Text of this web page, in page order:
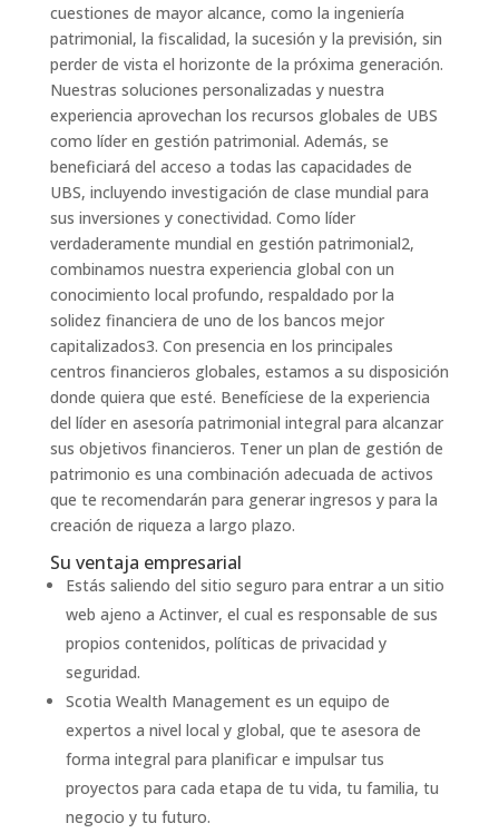
cuestiones de mayor alcance, como la ingeniería
patrimonial, la fiscalidad, la sucesión y la previsión, sin
perder de vista el horizonte de la próxima generación.
Nuestras soluciones personalizadas y nuestra
experiencia aprovechan los recursos globales de UBS
como líder en gestión patrimonial. Además, se
beneficiará del acceso a todas las capacidades de
UBS, incluyendo investigación de clase mundial para
sus inversiones y conectividad. Como líder
verdaderamente mundial en gestión patrimonial2,
combinamos nuestra experiencia global con un
conocimiento local profundo, respaldado por la
solidez financiera de uno de los bancos mejor
capitalizados3. Con presencia en los principales
centros financieros globales, estamos a su disposición
donde quiera que esté. Benefíciese de la experiencia
del líder en asesoría patrimonial integral para alcanzar
sus objetivos financieros. Tener un plan de gestión de
patrimonio es una combinación adecuada de activos
que te recomendarán para generar ingresos y para la
creación de riqueza a largo plazo.
Su ventaja empresarial
Estás saliendo del sitio seguro para entrar a un sitio
web ajeno a Actinver, el cual es responsable de sus
propios contenidos, políticas de privacidad y
seguridad.
Scotia Wealth Management es un equipo de
expertos a nivel local y global, que te asesora de
forma integral para planificar e impulsar tus
proyectos para cada etapa de tu vida, tu familia, tu
negocio y tu futuro.